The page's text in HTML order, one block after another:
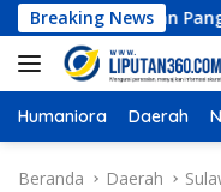
a
g
u
Breaking News
Kumpulkan Panglima
Humaniora Daerah
Beranda Daerah